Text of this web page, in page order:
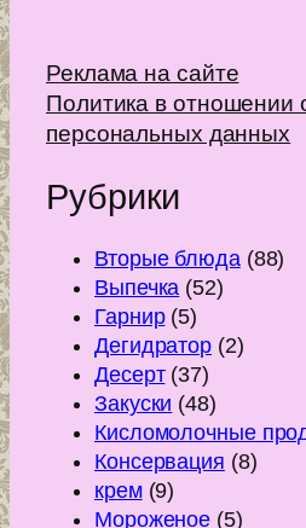
Реклама на сайте
Политика в отношении
персональных данных
Рубрики
Вторые блюда(88)
Выпечка (52)
Гарнир(5)
Дегидратор (2)
Десерт(37)
Закуски (48)
Кисломолочные
Консервация (8)
крем(9)
Мороженое (5)